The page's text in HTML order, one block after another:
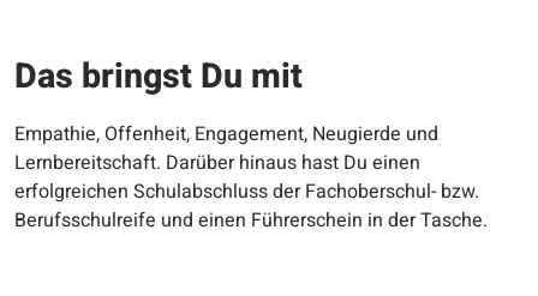
Das bringst Du mit
Empathie, Offenheit, Engagement, Neugierde und
Lernbereitschaft. Darüber hinaus hast Du einen
erfolgreichen Schulabschluss der Fachoberschul- bzw.
Berufsschulreife und einen Führerschein in der Tasche.